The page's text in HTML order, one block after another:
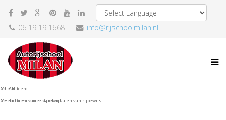
06 19 19 1668 info@rijschoolmilan.nl
Gefeliciteerd
Met behalen van je rijbewijs
MILAN
Gefeliciteerd onderstand behalen van rijbewijs